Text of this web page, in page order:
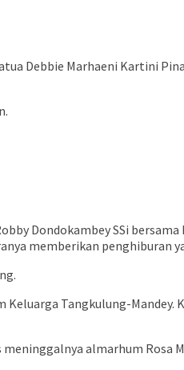
Debbie Marhaeni Kartini
Dondokambey SSi
memberikan penghiburan
Tangkulung-Mandey.
almarhum Rosa